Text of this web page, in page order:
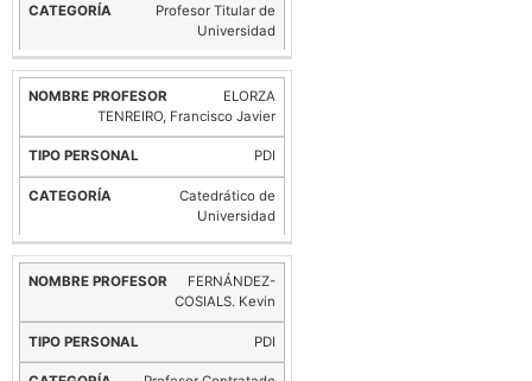
Profesor Titular de
Universidad
ELORZA
TENREIRO, Francisco Javier
PDI
Catedrático de
Universidad
FERNÁNDEZ-
COSIALS. Kevin
PDI